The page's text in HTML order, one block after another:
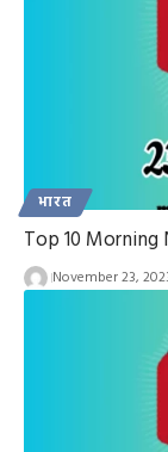
भारत
Top 10 Morning
November 23,